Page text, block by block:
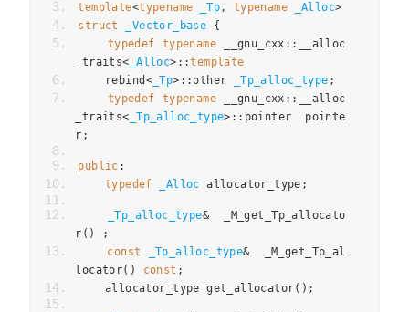
template<typename _Tp, typename _Alloc>
struct
_Vector_base
{
typedef
typename __gnu_cxx ::
__alloc
_traits< _Alloc>::template
    rebind
<_Tp>::other _Tp_alloc_type ;
typedef
typename __gnu_cxx ::
__alloc
_traits< _Tp_alloc_type>:: pointer pointe
r ;
public :
typedef
_Alloc allocator_type ;
_Tp_alloc_type&
  _M_get_Tp_allocato
r ()
;
const
_Tp_alloc_type&
  _M_get_Tp_al
locator() const ;
    allocator_type get_allocator
();